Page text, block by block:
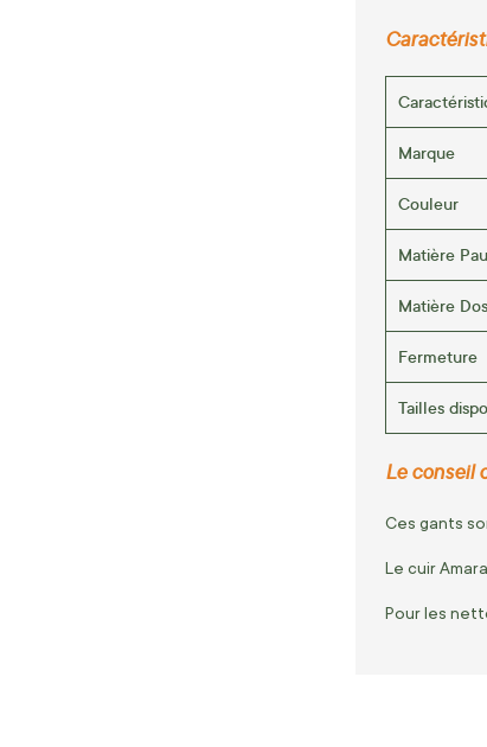
Marque
Couleur
Matière
Matière Dos
Fermeture
Tailles
Le conseil
Ces gants
Le cuir
Pour les